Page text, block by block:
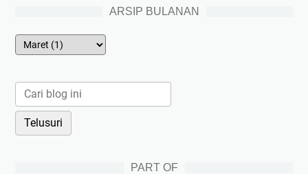
ARSIP BULANAN
PART OF